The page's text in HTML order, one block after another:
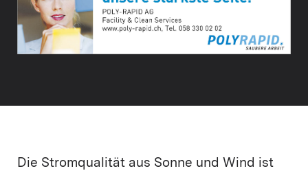
Die Stromqualität aus Sonne und Wind ist